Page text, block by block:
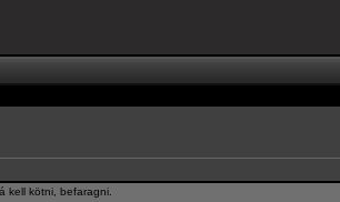
kell kötni, befaragni.